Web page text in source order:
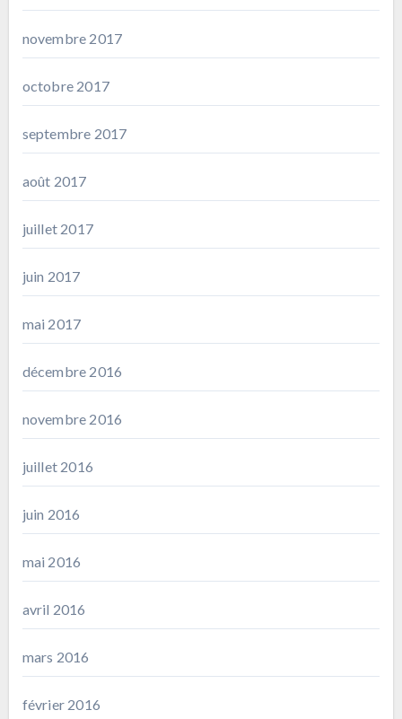
novembre 2017
octobre 2017
septembre 2017
août 2017
juillet 2017
juin 2017
mai 2017
décembre 2016
novembre 2016
juillet 2016
juin 2016
mai 2016
avril 2016
mars 2016
février 2016